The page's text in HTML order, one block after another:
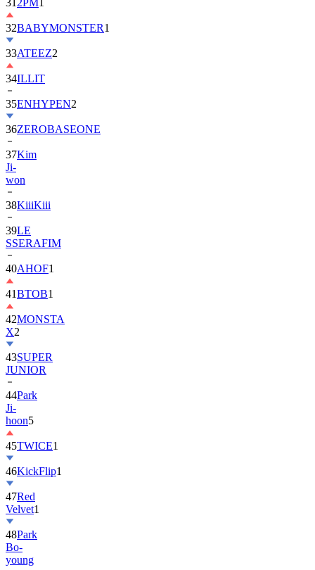
31 2PM
32BABYMONSTER1
33ATEEZ2
34ILLIT
35ENHYPEN2
36ZEROBASEONE
37Kim
Ji-
won
38KiiiKiii
39LE
SSERAFIM
40AHOF1
41BTOB1
42MONSTA
X2
43SUPER
JUNIOR
44Park
Ji-
hoon5
45TWICE1
46KickFlip1
47Red
Velvet1
48Park
Bo-
young